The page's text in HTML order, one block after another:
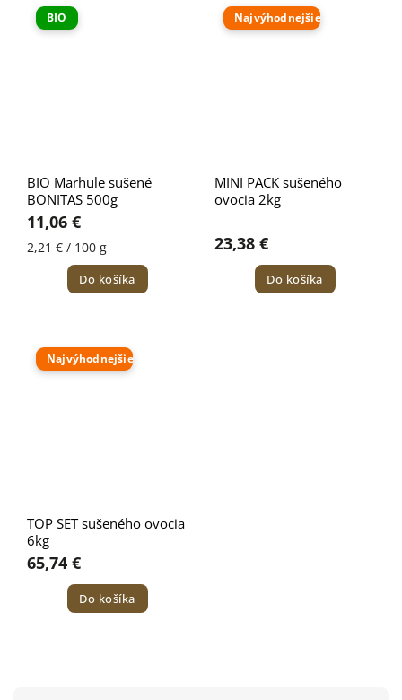
BIO
BIO Marhule sušené
BONITAS 500g
11,06 €
2,21 € / 100 g
Do košíka
Najvýhodnejšie
MINI PACK sušeného
ovocia 2kg
23,38 €
Do košíka
Najvýhodnejšie
TOP SET sušeného ovocia
6kg
65,74 €
Do košíka